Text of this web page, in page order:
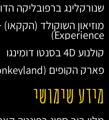
שנורקלינג ברפובליקה
Experience)
קולנוע 4D בסנטו דומינגו
פארק הקופים (Monkeyland) בפונטה קאנה
מידע שימושי